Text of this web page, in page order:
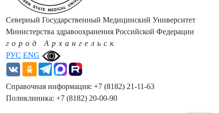
РУС ENG
Северный Государственный Медицинский Университет
Министерства здравоохранения Российской Федерации
город Архангельск
Справочная информация: +7 (8182) 21-11-63
Поликлиника: +7 (8182) 20-00-90